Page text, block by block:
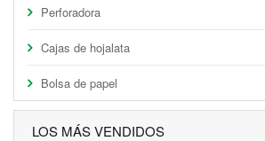
Perforadora
Cajas de hojalata
Bolsa de papel
LOS MÁS VENDIDOS